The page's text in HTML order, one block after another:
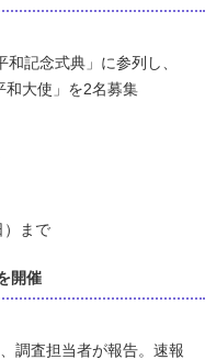
記念式典」に参列し、
和大使」を2名募集
）まで
開催
調査担当者が報告。速報